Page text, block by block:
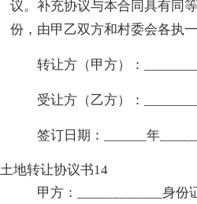
议。补充协议与本合同具有同
份，由甲乙双方和村委会各执一
转让方（甲方）：
受让方（乙方）：
签订日期：______年
土地转让协议书14
甲方：____________身份